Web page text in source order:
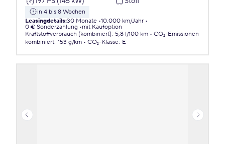
in 4 bis 8 Wochen
Leasingdetails:30 Monate 10.000 km/Jahr
0 € Sonderzahlung
mit Kaufoption
Kraftstoffverbrauch (kombiniert): 5,8 l/100 km
CO₂-Emissionen
kombiniert: 153 g/km CO₂-Klasse: E